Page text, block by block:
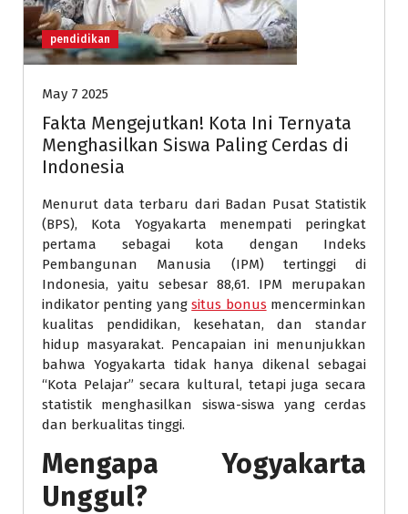
pendidikan
May 7 2025
Fakta Mengejutkan! Kota Ini Ternyata
Menghasilkan Siswa Paling Cerdas di
Indonesia
Menurut data terbaru dari Badan Pusat Statistik
(BPS), Kota Yogyakarta menempati peringkat
pertama sebagai kota dengan Indeks
Pembangunan Manusia (IPM) tertinggi di
Indonesia, yaitu sebesar 88,61. IPM merupakan
indikator penting yangsitus bonus mencerminkan
kualitas pendidikan, kesehatan, dan standar
hidup masyarakat. Pencapaian ini menunjukkan
bahwa Yogyakarta tidak hanya dikenal sebagai
“Kota Pelajar” secara kultural, tetapi juga secara
statistik menghasilkan siswa-siswa yang cerdas
dan berkualitas tinggi.
Mengapa Yogyakarta
Unggul?